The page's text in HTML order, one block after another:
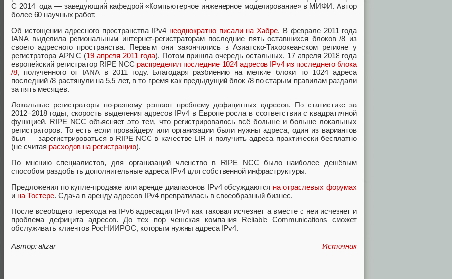
С 2014 года — заведующий кафедрой «Компьютерное инженерное моделирование» в МИФИ. Автор
более 60 научных работ.
Об истощении адресного пространства IPv4 неоднократно писали на Хабре. В феврале 2011 года
IANA выделила региональным интернет-регистраторам последние пять оставшихся блоков /8 из
своего адресного пространства. Первым они закончились в Азиатско-Тихоокеанском регионе у
регистратора APNIC (19 апреля 2011 года). Потом пришла очередь остальных. 17 апреля 2018 года
европейский регистратор RIPE NCC распределил последние 1024 адресов IPv4 из последнего блока
/8, полученного от IANA в 2011 году. Благодаря разбиению на мелкие блоки по 1024 адреса
последний /8 растянули на 5,5 лет, в то время как предыдущий блок /8 по старым правилам раздали
за пять месяцев.
Локальные регистраторы по-разному решают проблему дефицитных адресов. По статистике за
2012−2018 годы, скорость выделения адресов IPv4 в Европе росла в соответствии с квадратичной
функцией. RIPE NCC объясняет это тем, что регистрировалось всё больше и больше локальных
регистраторов. То есть если провайдеру или организации были нужны адреса, один из вариантов
был — зарегистрироваться в RIPE NCC в качестве LIR и получить адреса практически бесплатно
(не считая расходов на регистрацию).
По мнению специалистов, для организаций членство в RIPE NCC было наиболее дешёвым
способом раздобыть дополнительные адреса IPv4 для собственной инфраструктуры.
Предложения по купле-продаже или аренде диапазонов IPv4 обсуждаются на отраслевых форумах
и на Тостере. Сдача в аренду адресов IPv4 превратилась в своеобразный бизнес.
После всеобщего перехода на IPv6 адресация IPv4 как таковая исчезнет, а вместе с ней исчезнет и
проблема дефицита адресов. До тех пор чешская компания Reliable Communications сможет
обслуживать клиентов РосНИИРОС, которым нужны адреса IPv4.
Автор: alizar Источник